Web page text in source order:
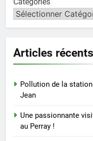
Articles récents
Pollution de la station
Jean
Une passionnante
au Perray !